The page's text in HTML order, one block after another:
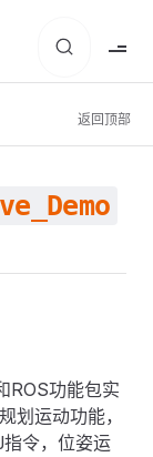
返回顶部
ROS功能包实
运动功能，
令，位姿运